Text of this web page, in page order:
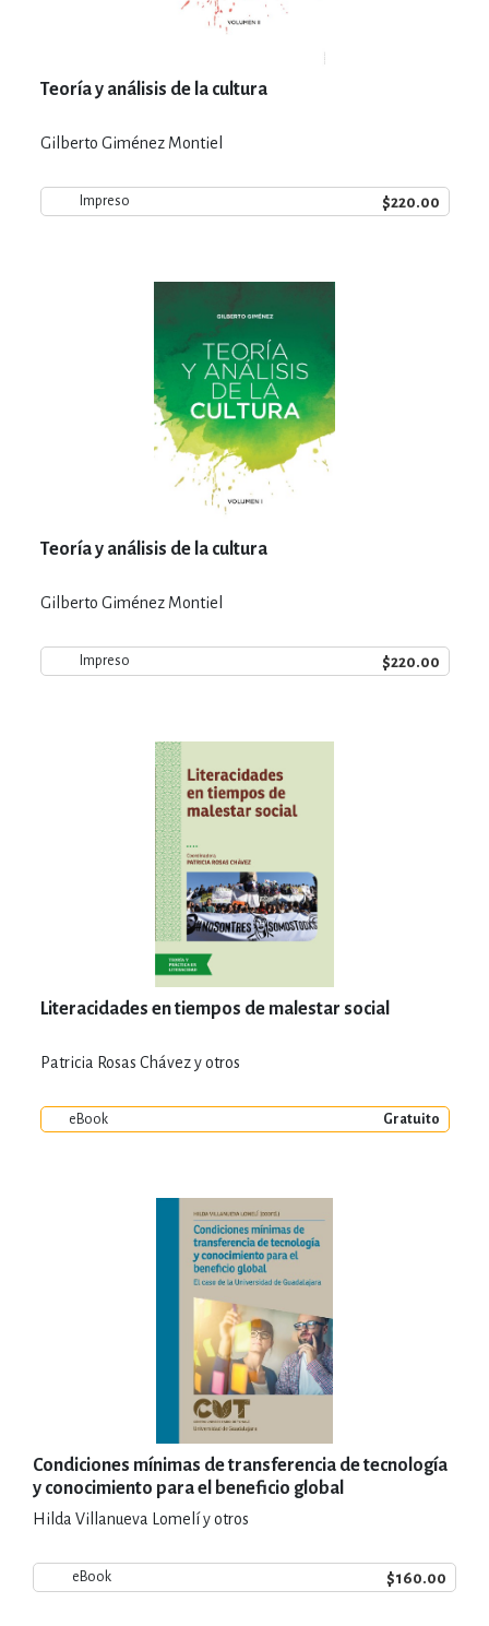
Teoría y análisis de la cultura
Gilberto Giménez Montiel
Impreso $220.00
Teoría y análisis de la cultura
Gilberto Giménez Montiel
Impreso $220.00
Literacidades en tiempos de malestar social
Patricia Rosas Chávez y otros
eBook Gratuito
Condiciones mínimas de transferencia de tecnología
y conocimiento para el beneficio global
Hilda Villanueva Lomelí y otros
eBook $160.00